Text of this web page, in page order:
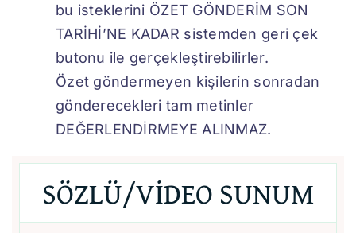
bu isteklerini ÖZET GÖNDERİM SON
TARİHİ’NE KADAR sistemden geri çek
butonu ile gerçekleştirebilirler.
Özet göndermeyen kişilerin sonradan
gönderecekleri tam metinler
DEĞERLENDİRMEYE ALINMAZ.
SÖZLÜ/VİDEO SUNUM